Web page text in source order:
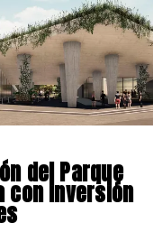
del Parque
con inversión